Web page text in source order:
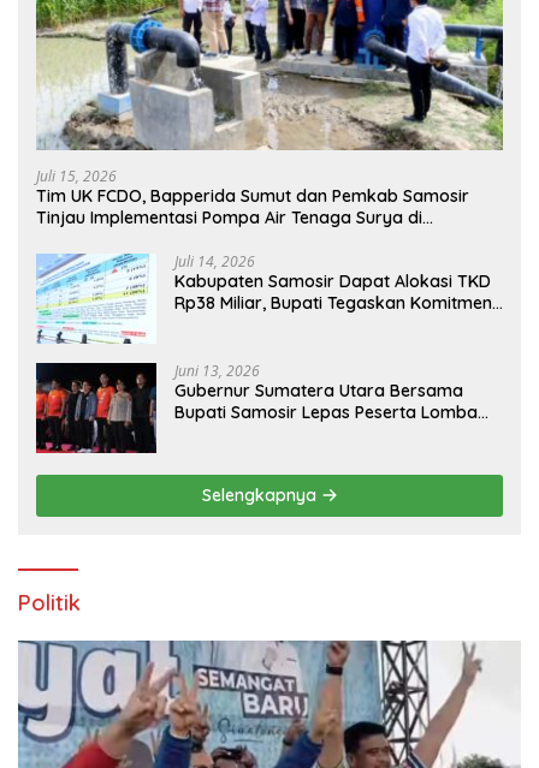
Juli 15, 2026
Tim UK FCDO, Bapperida Sumut dan Pemkab Samosir
Tinjau Implementasi Pompa Air Tenaga Surya di
Juli 14, 2026
Kabupaten Samosir Dapat Alokasi TKD
Rp38 Miliar, Bupati Tegaskan Komitmen
Juni 13, 2026
Gubernur Sumatera Utara Bersama
Bupati Samosir Lepas Peserta Lomba
Selengkapnya
Politik